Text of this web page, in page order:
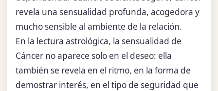
revela una sensualidad profunda, acogedora y
mucho sensible al ambiente de la relación.
En la lectura astrológica, la sensualidad de
Cáncer no aparece solo en el deseo: ella
también se revela en el ritmo, en la forma de
demostrar interés, en el tipo de seguridad que